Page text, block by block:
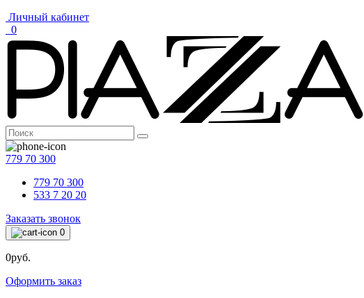
Личный кабинет
0
779 70 300
779 70 300
533 7 20 20
Заказать звонок
0
0руб.
Оформить заказ